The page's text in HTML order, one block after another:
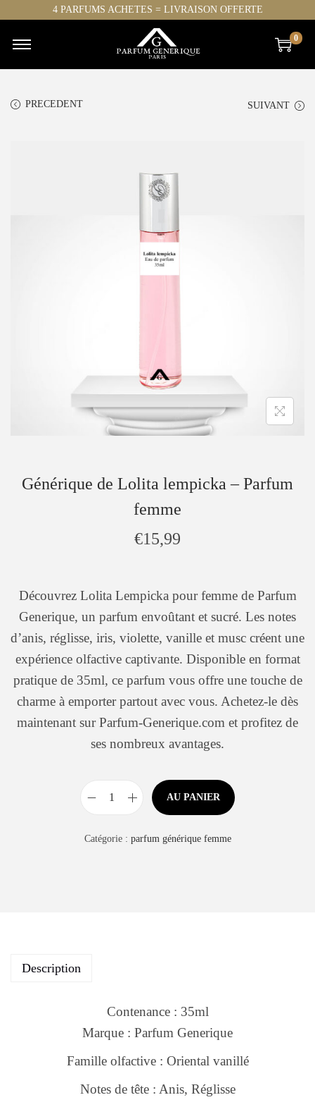
4 PARFUMS ACHETES = LIVRAISON OFFERTE
0
PRECEDENT SUIVANT
Générique de Lolita lempicka – Parfum
femme
€15,99
Découvrez Lolita Lempicka pour femme de Parfum
Generique, un parfum envoûtant et sucré. Les notes
d’anis, réglisse, iris, violette, vanille et musc créent une
expérience olfactive captivante. Disponible en format
pratique de 35ml, ce parfum vous offre une touche de
charme à emporter partout avec vous. Achetez-le dès
maintenant sur Parfum-Generique.com et profitez de
ses nombreux avantages.
AU PANIER
Catégorie : parfum générique femme
Description
Contenance : 35ml
Marque : Parfum Generique
Famille olfactive : Oriental vanillé
Notes de tête : Anis, Réglisse